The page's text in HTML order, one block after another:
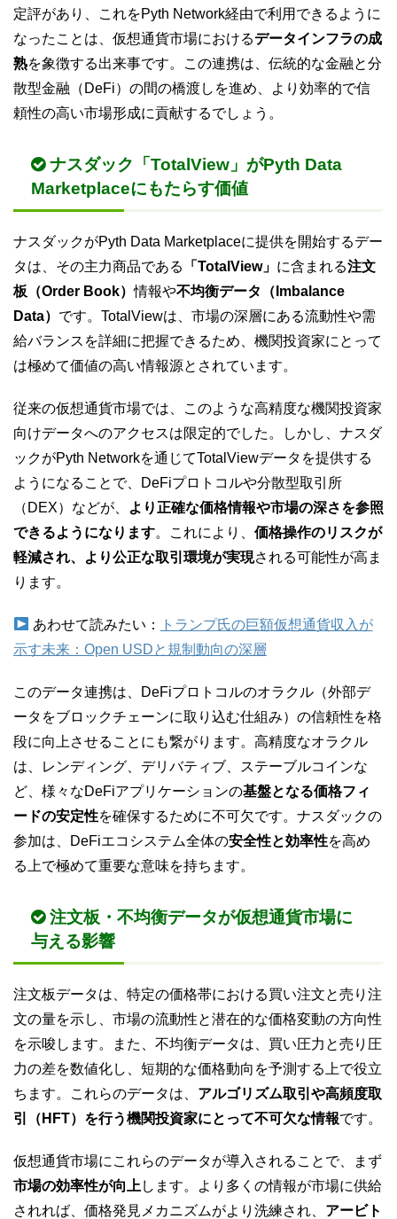
定評があり、これをPyth Network経由で利用できるように
なったことは、仮想通貨市場におけるデータインフラの成
熟を象徴する出来事です。この連携は、伝統的な金融と分
散型金融（DeFi）の間の橋渡しを進め、より効率的で信
頼性の高い市場形成に貢献するでしょう。
ナスダック「TotalView」がPyth Data
Marketplaceにもたらす価値
ナスダックがPyth Data Marketplaceに提供を開始するデー
タは、その主力商品である
「TotalView」 に含まれる注文
板（Order Book）情報や不均衡データ（Imbalance
Data） です。TotalViewは、市場の深層にある流動性や需
給バランスを詳細に把握できるため、機関投資家にとって
は極めて価値の高い情報源とされています。
従来の仮想通貨市場では、このような高精度な機関投資家
向けデータへのアクセスは限定的でした。しかし、ナスダ
ックがPyth Networkを通じてTotalViewデータを提供する
ようになることで、DeFiプロトコルや分散型取引所
（DEX）などが、
より正確な価格情報や市場の深さを参照
できるようになります。これにより、 価格操作のリスクが
軽減され、より公正な取引環境が実現される可能性が高ま
ります。
あわせて読みたい：
トランプ氏の巨額仮想通貨収入が
示す未来：Open USDと規制動向の深層
このデータ連携は、DeFiプロトコルのオラクル（外部デ
ータをブロックチェーンに取り込む仕組み）の信頼性を格
段に向上させることにも繋がります。高精度なオラクル
は、レンディング、デリバティブ、ステーブルコインな
ど、様々なDeFiアプリケーションの基盤となる価格フィ
ードの安定性を確保するために不可欠です。ナスダックの
参加は、DeFiエコシステム全体の安全性と効率性を高め
る上で極めて重要な意味を持ちます。
注文板・不均衡データが仮想通貨市場に
与える影響
注文板データは、特定の価格帯における買い注文と売り注
文の量を示し、市場の流動性と潜在的な価格変動の方向性
を示唆します。また、不均衡データは、買い圧力と売り圧
力の差を数値化し、短期的な価格動向を予測する上で役立
ちます。これらのデータは、 アルゴリズム取引や高頻度取
引（HFT）を行う機関投資家にとって不可欠な情報です。
仮想通貨市場にこれらのデータが導入されることで、まず
市場の効率性が向上 します。より多くの情報が市場に供給
されれば、価格発見メカニズムがより洗練され、 アービト